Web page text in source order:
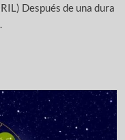
Después de una dura